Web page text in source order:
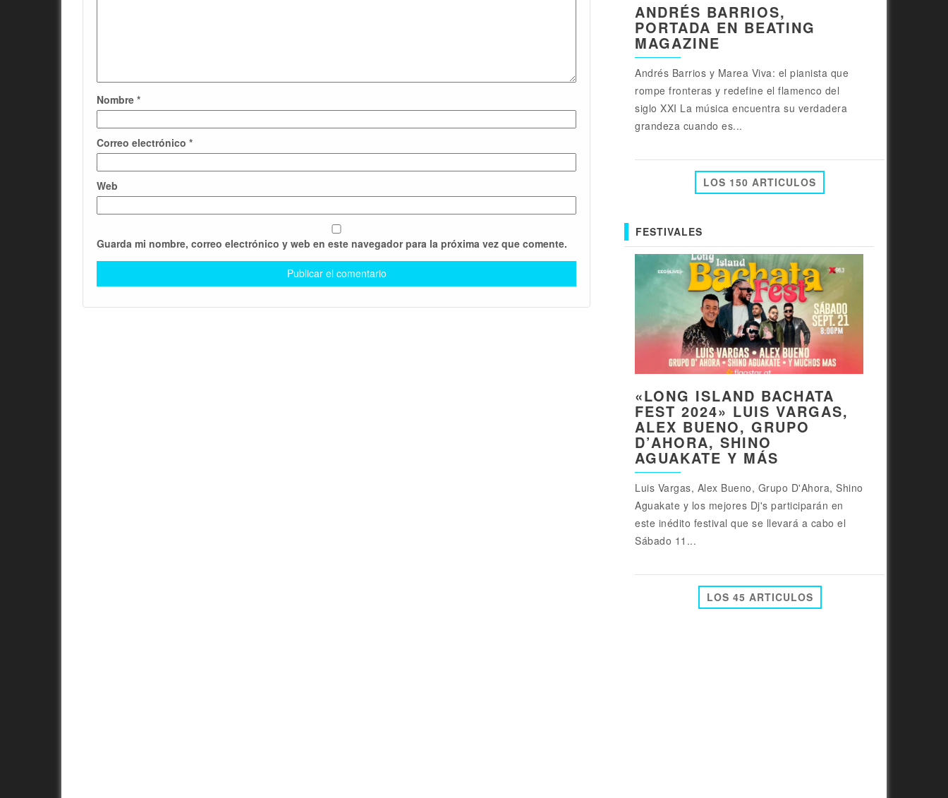
Nombre *
Correo electrónico *
Web
Guarda mi nombre, correo electrónico y web en este navegador para la próxima vez que comente.
ANDRÉS BARRIOS,
PORTADA EN BEATING
MAGAZINE
Andrés Barrios y Marea Viva: el pianista que
rompe fronteras y redefine el flamenco del
siglo XXI La música encuentra su verdadera
grandeza cuando es...
LOS 150 ARTICULOS
FESTIVALES
«LONG ISLAND BACHATA
FEST 2024» LUIS VARGAS,
ALEX BUENO, GRUPO
D’AHORA, SHINO
AGUAKATE Y MÁS
Luis Vargas, Alex Bueno, Grupo D'Ahora, Shino
Aguakate y los mejores Dj's participarán en
este inédito festival que se llevará a cabo el
Sábado 11...
LOS 45 ARTICULOS